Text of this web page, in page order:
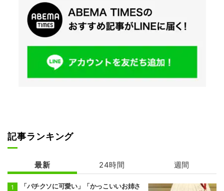
記事ランキング
最新 24時間 週間
「バチクソに可愛い」「かっこいいお姉さ